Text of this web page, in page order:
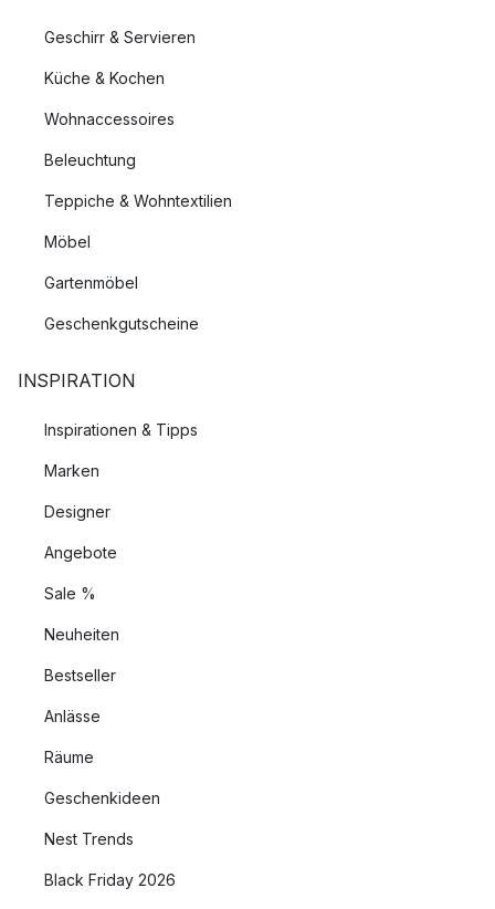
Geschirr & Servieren
Küche & Kochen
Wohnaccessoires
Beleuchtung
Teppiche & Wohntextilien
Möbel
Gartenmöbel
Geschenkgutscheine
INSPIRATION
Inspirationen & Tipps
Marken
Designer
Angebote
Sale %
Neuheiten
Bestseller
Anlässe
Räume
Geschenkideen
Nest Trends
Black Friday 2026